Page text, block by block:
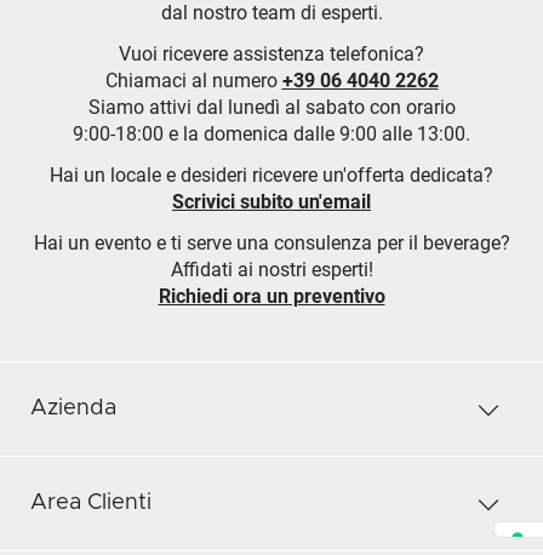
dal nostro team di esperti.
Vuoi ricevere assistenza telefonica?
Chiamaci al numero +39 06 4040 2262
Siamo attivi dal lunedì al sabato con orario
9:00-18:00 e la domenica dalle 9:00 alle 13:00.
Hai un locale e desideri ricevere un'offerta dedicata?
Scrivici subito un'email
Hai un evento e ti serve una consulenza per il beverage?
Affidati ai nostri esperti!
Richiedi ora un preventivo
Azienda
Area Clienti